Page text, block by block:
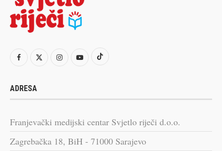
ADRESA
Franjevački medijski centar Svjetlo riječi d.o.o.
Zagrebačka 18, BiH - 71000 Sarajevo